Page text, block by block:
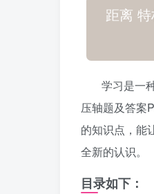
距离
学习是一
压轴题及答案
的知识点，能
全新的认识。
目录如下：